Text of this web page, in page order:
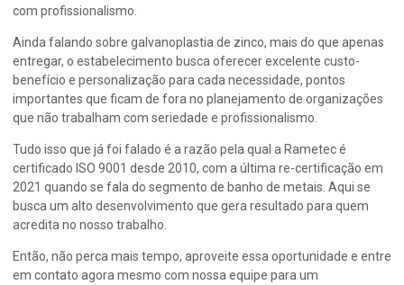
com profissionalismo.
Ainda falando sobre galvanoplastia de zinco, mais do que apenas
entregar, o estabelecimento busca oferecer excelente custo-
benefício e personalização para cada necessidade, pontos
importantes que ficam de fora no planejamento de organizações
que não trabalham com seriedade e profissionalismo.
Tudo isso que já foi falado é a razão pela qual a Rametec é
certificado ISO 9001 desde 2010, com a última re-certificação em
2021 quando se fala do segmento de banho de metais. Aqui se
busca um alto desenvolvimento que gera resultado para quem
acredita no nosso trabalho.
Então, não perca mais tempo, aproveite essa oportunidade e entre
em contato agora mesmo com nossa equipe para um